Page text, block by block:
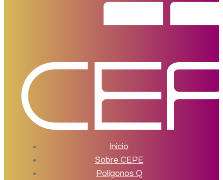
Inicio
Sobre CEPE
Polígonos Q